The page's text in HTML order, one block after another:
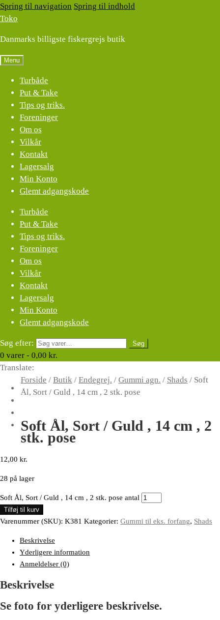
Spring til navigation Spring til indhold
Toko
Danmarks billigste fiskergrejs butik
Menu
Turbåde
Put & Take
Tips og triks.
Foreninger
Om os
Vilkår
Kontakt
Lagersalg
Min Konto
Glemt adgangskode
Turbåde
Put & Take
Tips og triks.
Foreninger
Om os
Vilkår
Kontakt
Lagersalg
Min Konto
Glemt adgangskode
Søg efter: Søg
0 varer - 0,00 kr.
Translate:
Forside / Butik / Endegrej. / Gummi agn. / Shads / Soft
Ål, Sort / Guld , 14 cm , 2 stk. pose
Soft Ål, Sort / Guld , 14 cm , 2
stk. pose
12,00 kr.
28 på lager
Soft Ål, Sort / Guld , 14 cm , 2 stk. pose antal
Tilføj til kurv
Varenummer (SKU): K381 Kategorier: Gummi til eks. forfang, Shads
Beskrivelse
Yderligere information
Anmeldelser (0)
Beskrivelse
Se foto for yderligere beskrivelse.